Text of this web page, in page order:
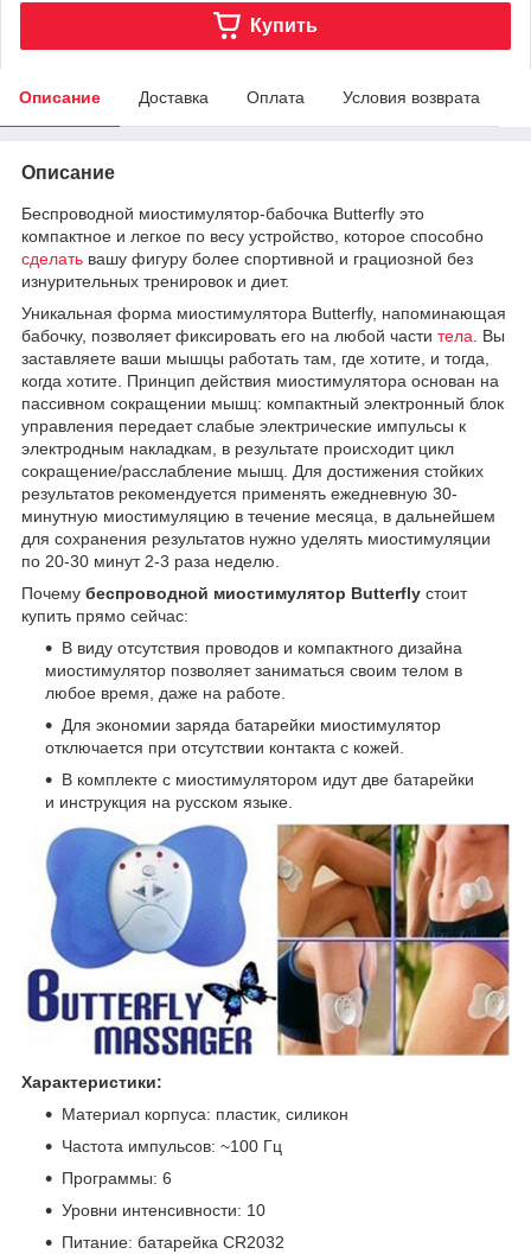
Купить
Описание Доставка Оплата Условия возврата
Описание
Беспроводной миостимулятор-бабочка Butterfly это
компактное и легкое по весу устройство, которое способно
сделать вашу фигуру более спортивной и грациозной без
изнурительных тренировок и диет.
Уникальная форма миостимулятора Butterfly, напоминающая
бабочку, позволяет фиксировать его на любой части тела . Вы
заставляете ваши мышцы работать там, где хотите, и тогда,
когда хотите. Принцип действия миостимулятора основан на
пассивном сокращении мышц: компактный электронный блок
управления передает слабые электрические импульсы к
электродным накладкам, в результате происходит цикл
сокращение/расслабление мышц. Для достижения стойких
результатов рекомендуется применять ежедневную 30-
минутную миостимуляцию в течение месяца, в дальнейшем
для сохранения результатов нужно уделять миостимуляции
по 20-30 минут 2-3 раза неделю.
Почему беспроводной миостимулятор Butterfly стоит
купить прямо сейчас:
В виду отсутствия проводов и компактного дизайна
миостимулятор позволяет заниматься своим телом в
любое время, даже на работе.
Для экономии заряда батарейки миостимулятор
отключается при отсутствии контакта с кожей.
В комплекте с миостимулятором идут две батарейки
и инструкция на русском языке.
Характеристики:
Материал корпуса: пластик, силикон
Частота импульсов: ~100 Гц
Программы: 6
Уровни интенсивности: 10
Питание: батарейка CR2032